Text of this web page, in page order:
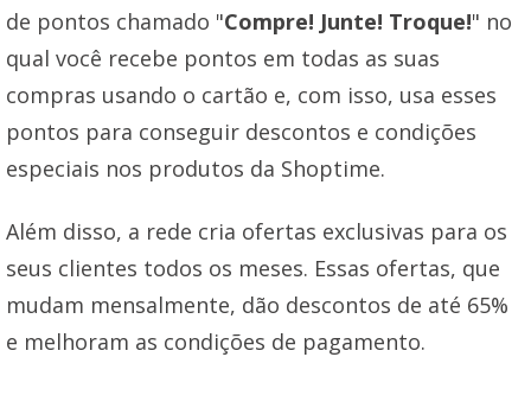
de pontos chamado "Compre! Junte! Troque!" no
qual você recebe pontos em todas as suas
compras usando o cartão e, com isso, usa esses
pontos para conseguir descontos e condições
especiais nos produtos da Shoptime.
Além disso, a rede cria ofertas exclusivas para os
seus clientes todos os meses. Essas ofertas, que
mudam mensalmente, dão descontos de até 65%
e melhoram as condições de pagamento.